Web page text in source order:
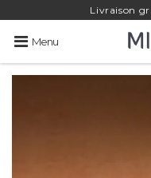
Livraison
Menu